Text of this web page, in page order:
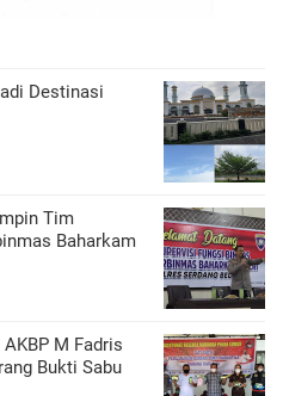
Destinasi
Tim
Baharkam
M Fadris
Bukti Sabu